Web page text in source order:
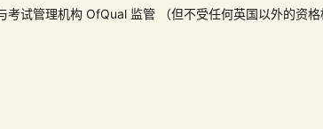
试管理机构 OfQual 监管 （但不受任何英国以外的资格